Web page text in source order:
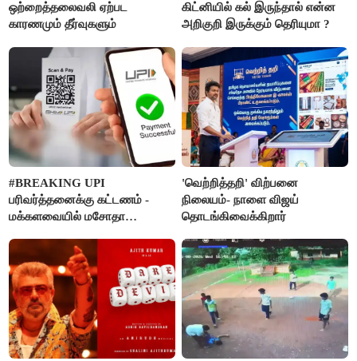
ஒற்றைத்தலைவலி ஏற்பட
காரணமும் தீர்வுகளும்
கிட்னியில் கல் இருந்தால் என்ன
அறிகுறி இருக்கும் தெரியுமா ?
#BREAKING UPI
பரிவர்த்தனைக்கு கட்டணம் -
மக்களவையில் மசோதா
'வெற்றித்தறி' விற்பனை
நிலையம்- நாளை விஜய்
தொடங்கிவைக்கிறார்